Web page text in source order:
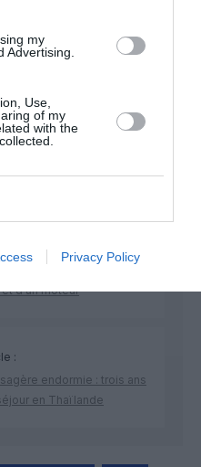
my
Advertising.
Use,
of my
with the
Privacy Policy
d’un moteur
:
endormie : trois ans
en Thaïlande